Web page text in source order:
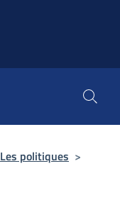
Les politiques >